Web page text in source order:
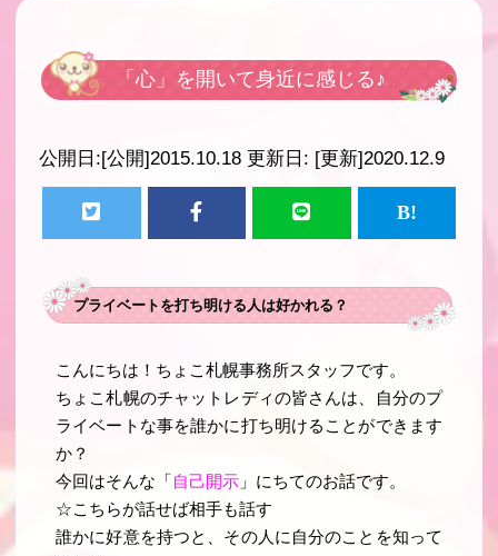
「心」を開いて身近に感じる♪
公開日:[公開]2015.10.18 更新日: [更新]2020.12.9
プライベートを打ち明ける人は好かれる？
こんにちは！ちょこ札幌事務所スタッフです。
ちょこ札幌のチャットレディの皆さんは、自分のプ
ライベートな事を誰かに打ち明けることができます
か？
今回はそんな「 自己開示 」にちてのお話です。
☆こちらが話せば相手も話す
誰かに好意を持つと、その人に自分のことを知って